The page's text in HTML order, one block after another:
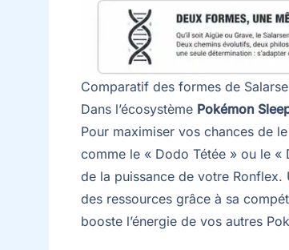
Comparatif des formes de
Dans l’écosystème Pokémon
Pour maximiser vos chances de
comme le « Dodo Tétée » ou le «
de la puissance de votre
des ressources grâce à sa
booste l’énergie de vos autres